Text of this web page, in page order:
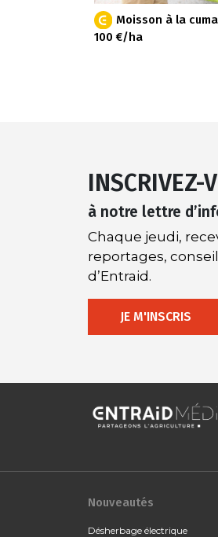
Moisson à la
100 €/ha
INSCRIVEZ-
à notre lettre
Chaque jeudi,
reportages,
d’Entraid.
JE M'INSCRIS
Nouveautés
Désherbage électrique